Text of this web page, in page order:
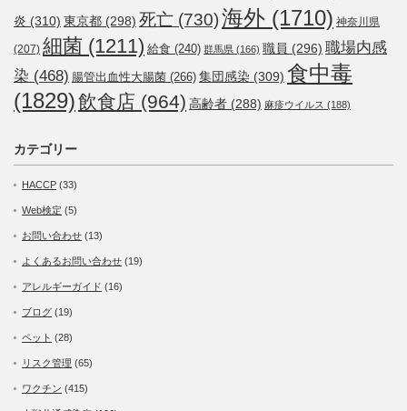
炎 (310) 東京都 (298) 死亡 (730)海外 (1710) 神奈川県
(207) 細菌 (1211) 給食 (240) 群馬県 (166) 職員 (296) 職場内感
染 (468) 腸管出血性大腸菌 (266) 集団感染 (309) 食中毒
(1829)飲食店 (964) 高齢者 (288) 麻疹ウイルス (188)
カテゴリー
HACCP (33)
Web検定 (5)
お問い合わせ (13)
よくあるお問い合わせ (19)
アレルギーガイド (16)
ブログ (19)
ペット (28)
リスク管理 (65)
ワクチン (415)